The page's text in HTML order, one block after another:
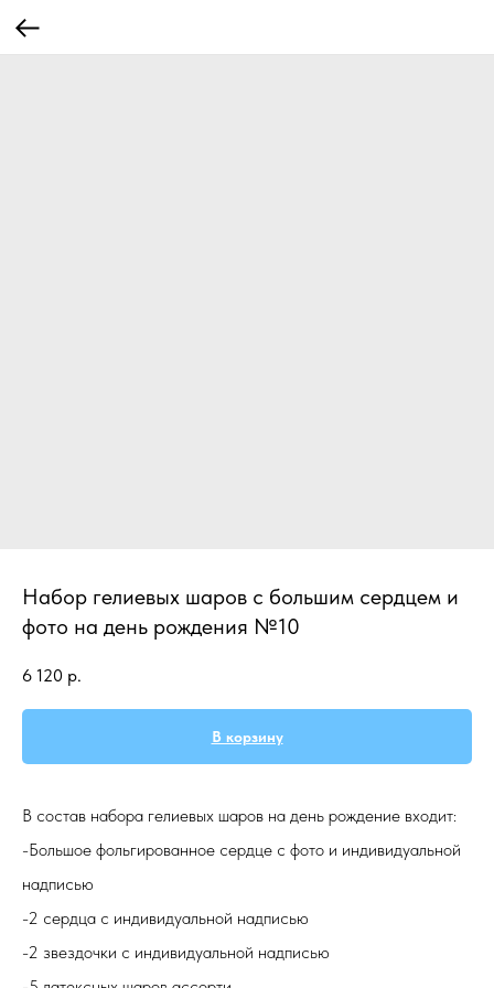
Набор гелиевых шаров с большим сердцем и
фото на день рождения №10
6 120 р.
В корзину
В состав набора гелиевых шаров на день рождение входит:
-Большое фольгированное сердце с фото и индивидуальной
надписью
-2 сердца с индивидуальной надписью
-2 звездочки с индивидуальной надписью